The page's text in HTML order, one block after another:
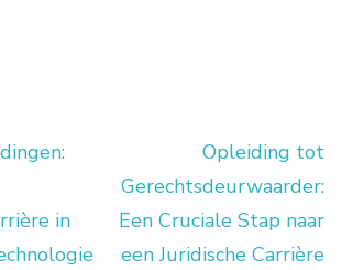
in
Opleiding tot
Gerechtsdeurwaarder:
Een Cruciale Stap naar
een Juridische Carrière